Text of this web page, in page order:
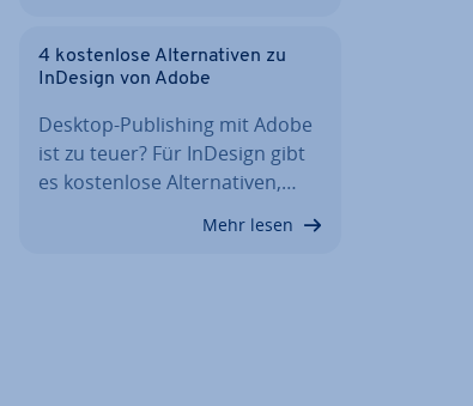
4 kos­ten­lo­se Al­ter­na­ti­ven zu
InDesign von Adobe
Desktop-Pu­bli­shing mit Adobe
ist zu teuer? Für InDesign gibt
es kos­ten­lo­se Al­ter­na­ti­ven,…
Mehr lesen